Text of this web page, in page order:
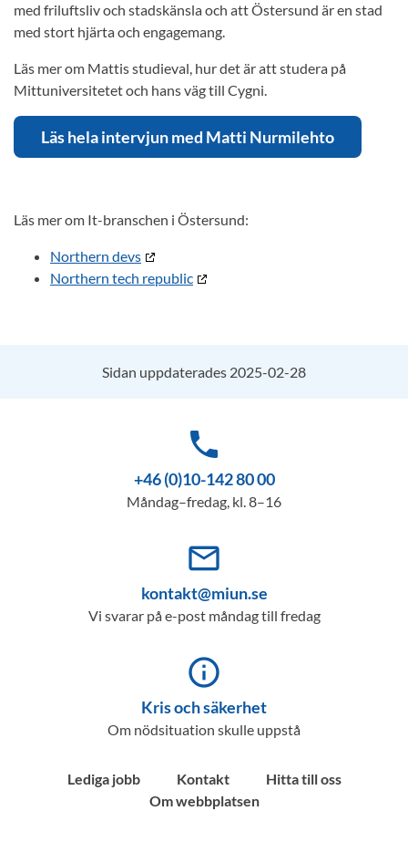
med friluftsliv och stadskänsla och att Östersund är en stad
med stort hjärta och engagemang.
Läs mer om Mattis studieval, hur det är att studera på
Mittuniversitetet och hans väg till Cygni.
Läs hela intervjun med Matti Nurmilehto
Läs mer om It-branschen i Östersund:
Northern devs
Northern tech republic
Sidan uppdaterades 2025-02-28
phone
+46 (0)10-142 80 00
Måndag–fredag, kl. 8–16
mail_outline
kontakt@miun.se
Vi svarar på e-post måndag till fredag
info_outline
Kris och säkerhet
Om nödsituation skulle uppstå
Lediga jobb Kontakt
Hitta till oss
Om webbplatsen